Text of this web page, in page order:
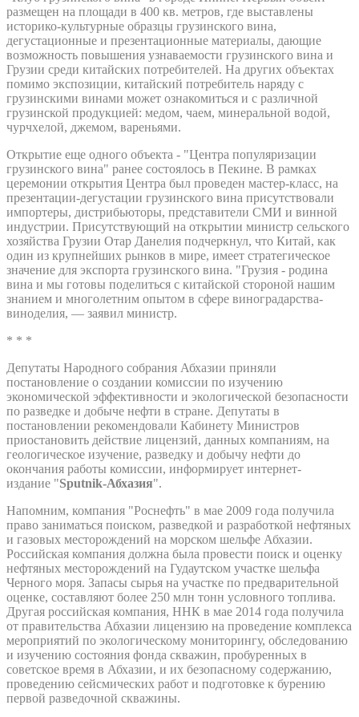
размещен на площади в 400 кв. метров, где выставлены
историко-культурные образцы грузинского вина,
дегустационные и презентационные материалы, дающие
возможность повышения узнаваемости грузинского вина и
Грузии среди китайских потребителей. На других объектах
помимо экспозиции, китайский потребитель наряду с
грузинскими винами может ознакомиться и с различной
грузинской продукцией: медом, чаем, минеральной водой,
чурчхелой, джемом, вареньями.
Открытие еще одного объекта - "Центра популяризации
грузинского вина" ранее состоялось в Пекине. В рамках
церемонии открытия Центра был проведен мастер-класс, на
презентации-дегустации грузинского вина присутствовали
импортеры, дистрибьюторы, представители СМИ и винной
индустрии. Присутствующий на открытии министр сельского
хозяйства Грузии Отар Данелия подчеркнул, что Китай, как
один из крупнейших рынков в мире, имеет стратегическое
значение для экспорта грузинского вина. "Грузия - родина
вина и мы готовы поделиться с китайской стороной нашим
знанием и многолетним опытом в сфере виноградарства-
виноделия, — заявил министр.
* * *
Депутаты Народного собрания Абхазии приняли
постановление о создании комиссии по изучению
экономической эффективности и экологической безопасности
по разведке и добыче нефти в стране. Депутаты в
постановлении рекомендовали Кабинету Министров
приостановить действие лицензий, данных компаниям, на
геологическое изучение, разведку и добычу нефти до
окончания работы комиссии, информирует интернет-
издание "Sputnik-Абхазия".
Напомним, компания "Роснефть" в мае 2009 года получила
право заниматься поиском, разведкой и разработкой нефтяных
и газовых месторождений на морском шельфе Абхазии.
Российская компания должна была провести поиск и оценку
нефтяных месторождений на Гудаутском участке шельфа
Черного моря. Запасы сырья на участке по предварительной
оценке, составляют более 250 млн тонн условного топлива.
Другая российская компания, ННК в мае 2014 года получила
от правительства Абхазии лицензию на проведение комплекса
мероприятий по экологическому мониторингу, обследованию
и изучению состояния фонда скважин, пробуренных в
советское время в Абхазии, и их безопасному содержанию,
проведению сейсмических работ и подготовке к бурению
первой разведочной скважины.